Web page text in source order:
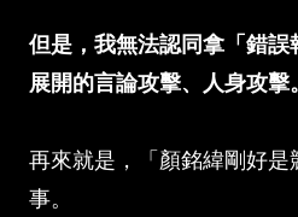
但是，我無法認同拿「錯
展開的言論攻擊、人身攻擊。
再來就是，「顏銘緯剛好
事。